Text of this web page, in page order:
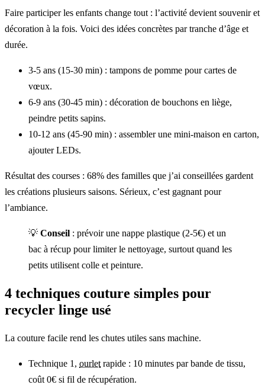
Faire participer les enfants change tout : l’activité devient souvenir et
décoration à la fois. Voici des idées concrètes par tranche d’âge et
durée.
3-5 ans (15-30 min) : tampons de pomme pour cartes de
vœux.
6-9 ans (30-45 min) : décoration de bouchons en liège,
peindre petits sapins.
10-12 ans (45-90 min) : assembler une mini-maison en carton,
ajouter LEDs.
Résultat des courses : 68% des familles que j’ai conseillées gardent
les créations plusieurs saisons. Sérieux, c’est gagnant pour
l’ambiance.
💡 Conseil : prévoir une nappe plastique (2-5€) et un
bac à récup pour limiter le nettoyage, surtout quand les
petits utilisent colle et peinture.
4 techniques couture simples pour
recycler linge usé
La couture facile rend les chutes utiles sans machine.
Technique 1, ourlet rapide : 10 minutes par bande de tissu,
coût 0€ si fil de récupération.